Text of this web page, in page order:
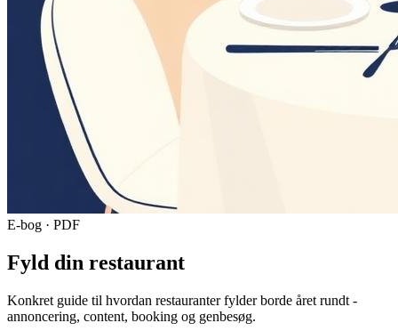
E-bog · PDF
Fyld din restaurant
Konkret guide til hvordan restauranter fylder borde året rundt -
annoncering, content, booking og genbesøg.